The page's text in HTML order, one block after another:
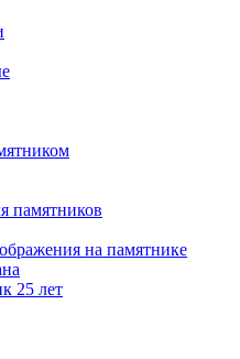
памятников
на памятнике
25 лет